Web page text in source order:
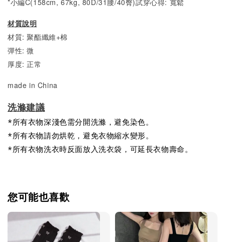
材質說明
材質: 聚酯纖維+棉
彈性: 微
厚度: 正常
made in China
洗滌建議
*所有衣物深淺色需分開洗滌，避免染色。
*所有衣物請勿烘乾，避免衣物縮水變形。
*所有衣物洗衣時反面放入洗衣袋，可延長衣物壽命。
您可能也喜歡